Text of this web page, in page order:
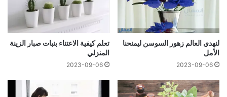
لنهدي العالم زهور السوسن ليمنحنا
الأمل
2023-09-06
تعلم كيفية الاعتناء بنبات صبار الزينة
المنزلي
2023-09-06